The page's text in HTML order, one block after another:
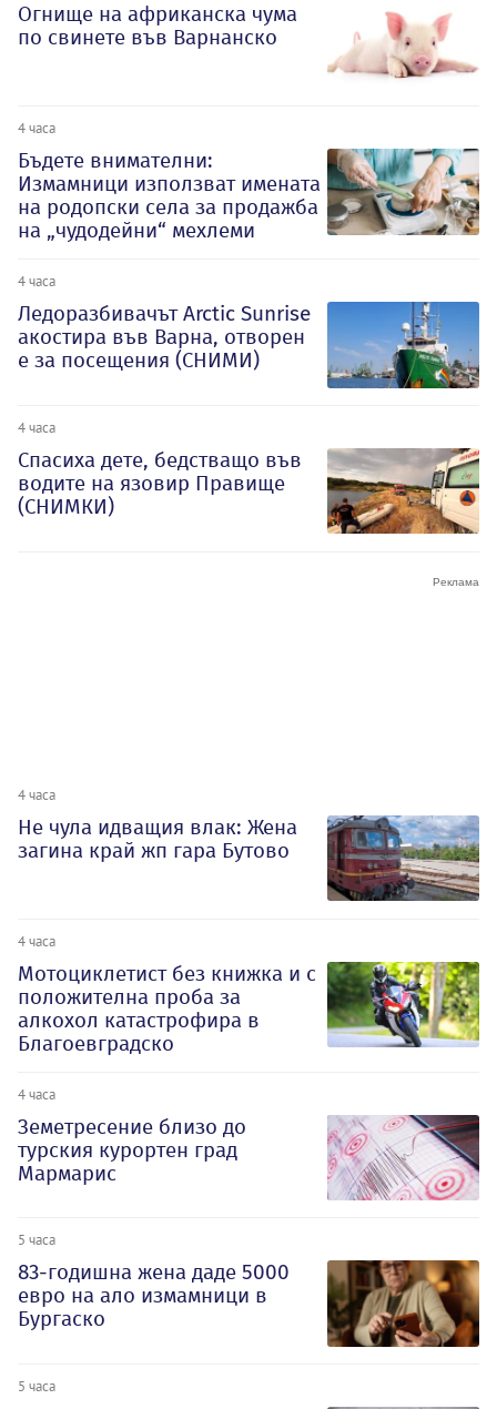
Огнище на африканска чума
по свинете във Варнанско
4 часа
Бъдете внимателни:
Измамници използват имената
на родопски села за продажба
на „чудодейни“ мехлеми
4 часа
Ледоразбивачът Arctic Sunrise
акостира във Варна, отворен
е за посещения (СНИМИ)
4 часа
Спасиха дете, бедстващо във
водите на язовир Правище
(СНИМКИ)
4 часа
Не чула идващия влак: Жена
загина край жп гара Бутово
4 часа
Мотоциклетист без книжка и с
положителна проба за
алкохол катастрофира в
Благоевградско
4 часа
Земетресение близо до
турския курортен град
Мармарис
5 часа
83-годишна жена даде 5000
евро на ало измамници в
Бургаско
5 часа